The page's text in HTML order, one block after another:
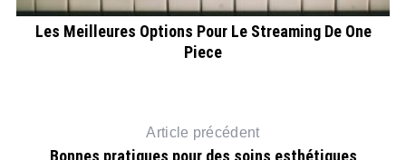
Les Meilleures Options Pour Le Streaming De One
Piece
Article précédent